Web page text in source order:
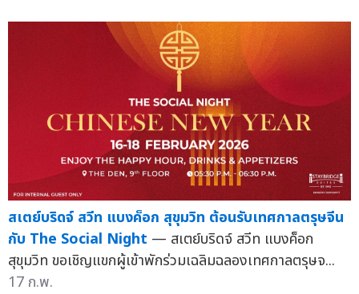
สเตย์บริดจ์ สวีท แบงค็อก สุขุมวิท ต้อนรับเทศกาลตรุษจีน
กับ The Social Night — สเตย์บริดจ์ สวีท แบงค็อก
สุขุมวิท ขอเชิญแขกผู้เข้าพักร่วมเฉลิมฉลองเทศกาลตรุษจ...
17 ก.พ.